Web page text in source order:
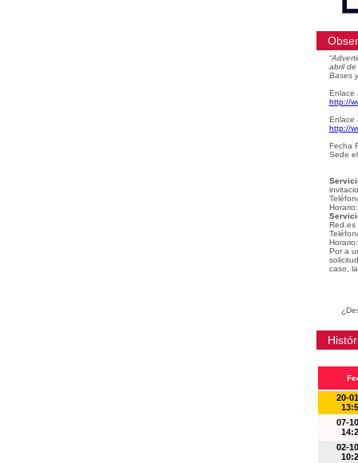
“
abril
Bases
Enlace
http://
Enlace
http://
Fecha
Sede
Red.es
Por a
caso,
20-
07-
02-